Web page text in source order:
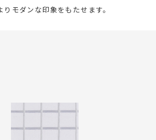
モダンな印象をもたせます。